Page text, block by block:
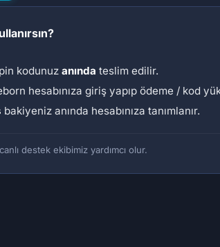
kodunuzanında teslim edilir.
hesabınıza giriş yapıp ödeme / kod
bakiyeniz anında hesabınıza tanımlanır.
destek ekibimiz yardımcı olur.